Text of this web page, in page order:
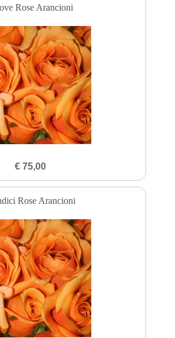
Rose Arancioni
€ 75,00
Rose Arancioni